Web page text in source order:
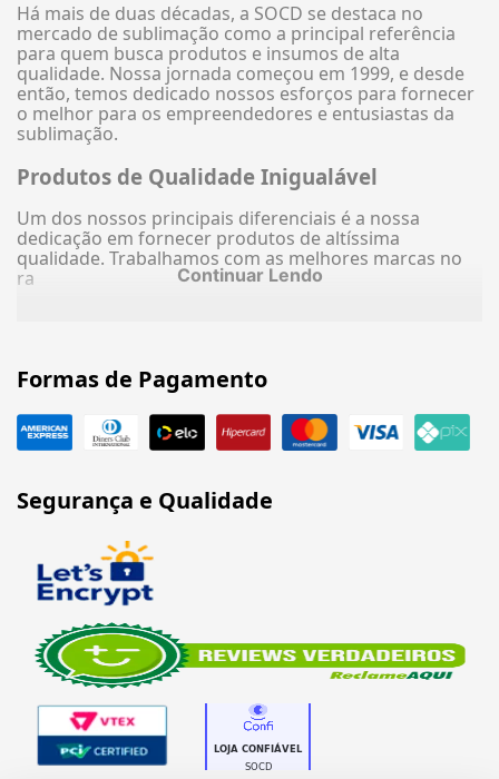
Há mais de duas décadas, a SOCD se destaca no
mercado de sublimação como a principal referência
para quem busca produtos e insumos de alta
qualidade. Nossa jornada começou em 1999, e desde
então, temos dedicado nossos esforços para fornecer
o melhor para os empreendedores e entusiastas da
sublimação.
Produtos de Qualidade Inigualável
Um dos nossos principais diferenciais é a nossa
dedicação em fornecer produtos de altíssima
qualidade. Trabalhamos com as melhores marcas no
ra
Continuar Lendo
Formas de Pagamento
Segurança e Qualidade